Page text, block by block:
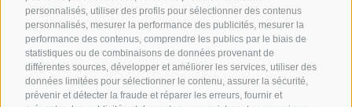
personnalisés, utiliser des profils pour sélectionner des contenus
personnalisés, mesurer la performance des publicités, mesurer la
performance des contenus, comprendre les publics par le biais de
statistiques ou de combinaisons de données provenant de
différentes sources, développer et améliorer les services, utiliser des
données limitées pour sélectionner le contenu, assurer la sécurité,
prévenir et détecter la fraude et réparer les erreurs, fournir et
Découvrez nos solutions
En savoir plus sur nos services
Nos exemples de réussites